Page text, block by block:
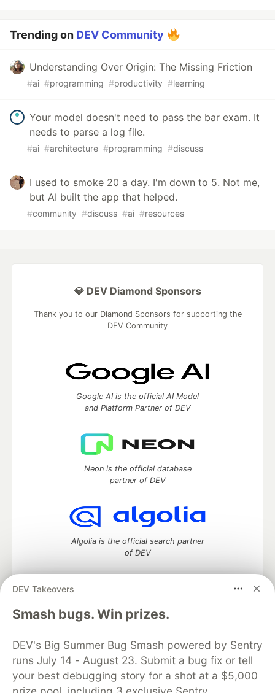
Trending on DEV Community
Understanding Over Origin: The Missing Friction
#ai #programming #productivity #learning
Your model doesn't need to pass the bar exam. It
needs to parse a log file.
#ai #architecture #programming #discuss
I used to smoke 20 a day. I'm down to 5. Not me,
but AI built the app that helped.
#community #discuss #ai #resources
DEV Takeovers
Smash bugs. Win prizes.
DEV's Big Summer Bug Smash powered by Sentry
runs July 14 - August 23. Submit a bug fix or tell
your best debugging story for a shot at a $5,000
💎 DEV Diamond Sponsors
Thank you to our Diamond Sponsors for supporting the
DEV Community
Google AI is the official AI Model
and Platform Partner of DEV
Neon is the official database
partner of DEV
Algolia is the official search partner
of DEV
DEV Community— A space to discuss and keep up software
development and manage your software career
DEV Education Tracks
DEV Help
Advertise on DEV
Organization Accounts
DEV Showcase About
Contact
Free Postgres Database
DEV Shop
MLH
Code of Conduct
Privacy Policy Terms of Use